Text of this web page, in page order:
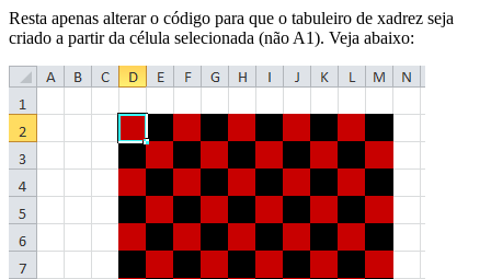
Resta apenas alterar o código para que o tabuleiro de xadrez seja
criado a partir da célula selecionada (não A1). Veja abaixo: